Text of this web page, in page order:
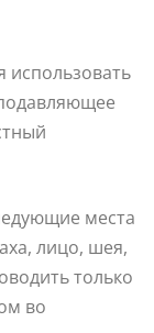
использовать
места
лицо, шея,
только
во